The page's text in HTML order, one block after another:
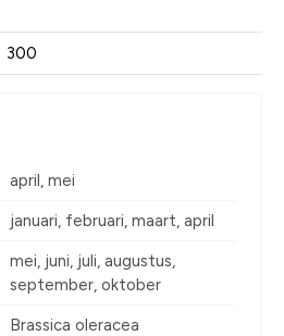
300
april, mei
januari, februari, maart, april
mei, juni, juli, augustus,
september, oktober
Brassica oleracea